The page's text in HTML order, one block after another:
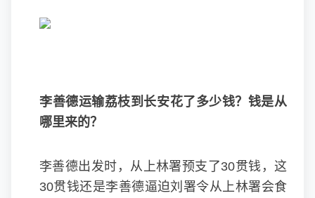
李善德运输荔枝到长安花了多少钱？钱是从
哪里来的？
李善德出发时，从上林署预支了30贯钱，这
30贯钱还是李善德逼迫刘署令从上林署会食